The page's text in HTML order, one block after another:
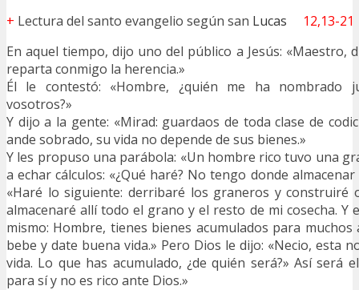
+ Lectura del santo evangelio según san Lucas 12,13-21
En aquel tiempo, dijo uno del público a Jesús: «Maestro,
reparta conmigo la herencia.»
Él le contestó: «Hombre, ¿quién me ha nombrado
vosotros?»
Y dijo a la gente: «Mirad: guardaos de toda clase de
ande sobrado, su vida no depende de sus bienes.»
Y les propuso una parábola: «Un hombre rico tuvo una
a echar cálculos: «¿Qué haré? No tengo donde almacenar
«Haré lo siguiente: derribaré los graneros y construiré
almacenaré allí todo el grano y el resto de mi cosecha. Y
mismo: Hombre, tienes bienes acumulados para muchos
bebe y date buena vida.» Pero Dios le dijo: «Necio, esta
vida. Lo que has acumulado, ¿de quién será?» Así será
para sí y no es rico ante Dios.»